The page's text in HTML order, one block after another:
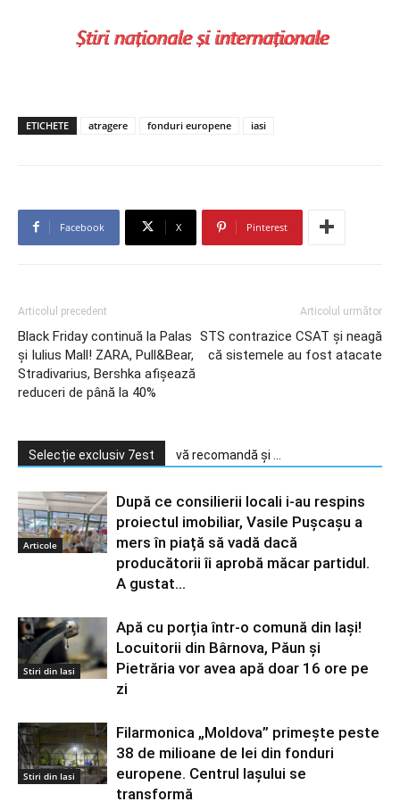
ETICHETE atragere fonduri europene iasi
Facebook X Pinterest
Articolul precedent
Black Friday continuă la Palas
și Iulius Mall! ZARA, Pull&Bear,
Stradivarius, Bershka afișează
reduceri de până la 40%
Articolul următor
STS contrazice CSAT și neagă
că sistemele au fost atacate
Selecție exclusiv 7est vă recomandă și ...
Articole
După ce consilierii locali i-au respins
proiectul imobiliar, Vasile Pușcașu a
mers în piață să vadă dacă
producătorii îi aprobă măcar partidul.
A gustat...
Stiri din Iasi
Apă cu porția într-o comună din Iași!
Locuitorii din Bârnova, Păun și
Pietrăria vor avea apă doar 16 ore pe
zi
Stiri din Iasi
Filarmonica „Moldova” primește peste
38 de milioane de lei din fonduri
europene. Centrul Iașului se
transformă